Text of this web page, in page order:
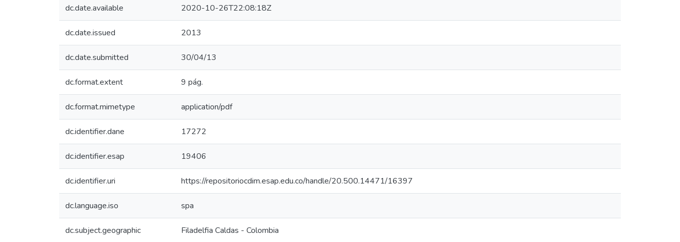
dc.date.available 2020-10-26T22:08:18Z
dc.date.issued 2013
dc.date.submitted 30/04/13
dc.format.extent 9 pág.
dc.format.mimetype application/pdf
dc.identifier.dane 17272
dc.identifier.esap 19406
dc.identifier.uri https://repositoriocdim.esap.edu.co/handle/20.500.14471/16397
dc.language.iso spa
dc.subject.geographic Filadelfia Caldas - Colombia